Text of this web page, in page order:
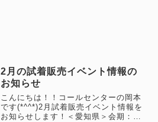
2月の試着販売イベント情報の
お知らせ
こんにちは！！コールセンターの岡本
です(*^^*)2月試着販売イベント情報を
お知らせします！＜愛知県＞会期：2